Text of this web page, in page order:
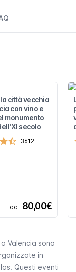
città vecchia
con vino e
monumento
secolo
3612
da 80,00€
Valencia sono
in
. Questi eventi